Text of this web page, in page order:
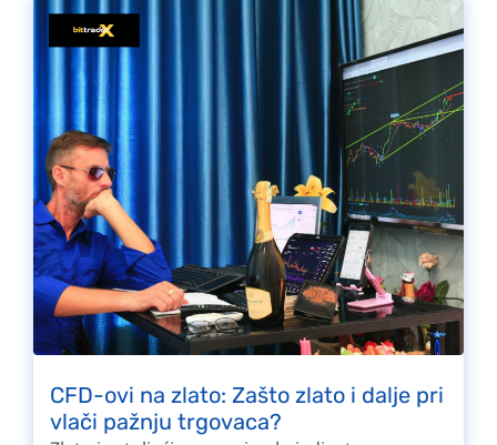
CFD-ovi na zlato: Zašto zlato i dalje pri
vlači pažnju trgovaca?